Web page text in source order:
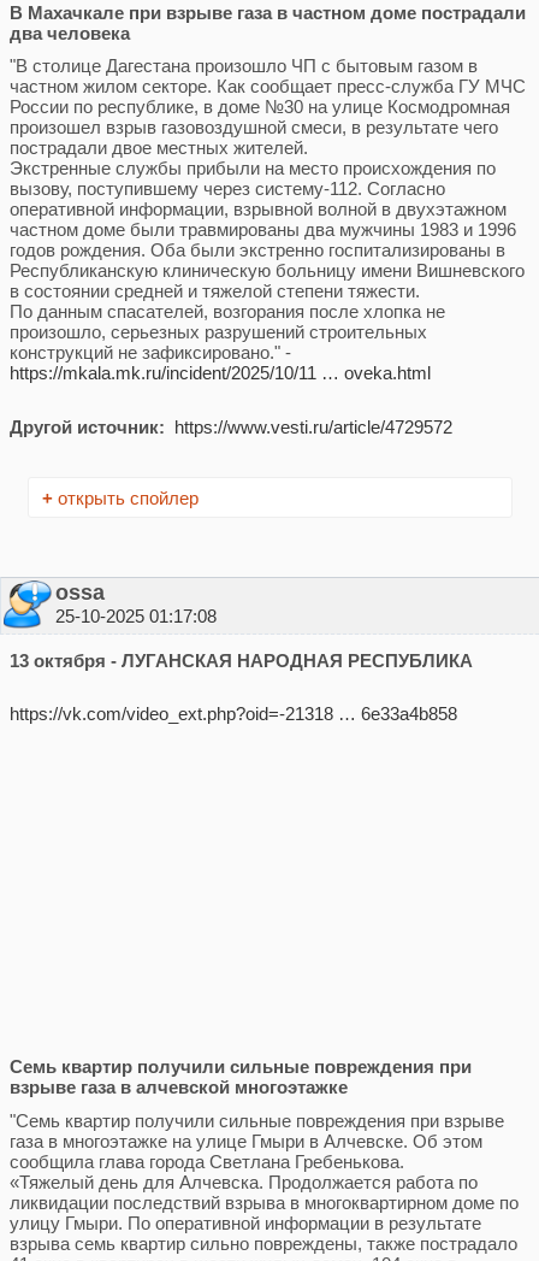
В Махачкале при взрыве газа в частном доме пострадали
два человека
"В столице Дагестана произошло ЧП с бытовым газом в
частном жилом секторе. Как сообщает пресс-служба ГУ МЧС
России по республике, в доме №30 на улице Космодромная
произошел взрыв газовоздушной смеси, в результате чего
пострадали двое местных жителей.
Экстренные службы прибыли на место происхождения по
вызову, поступившему через систему-112. Согласно
оперативной информации, взрывной волной в двухэтажном
частном доме были травмированы два мужчины 1983 и 1996
годов рождения. Оба были экстренно госпитализированы в
Республиканскую клиническую больницу имени Вишневского
в состоянии средней и тяжелой степени тяжести.
По данным спасателей, возгорания после хлопка не
произошло, серьезных разрушений строительных
конструкций не зафиксировано." -
https://mkala.mk.ru/incident/2025/10/11 … oveka.html
Другой источник: https://www.vesti.ru/article/4729572
+открыть спойлер
ossa
25-10-2025 01:17:08
13 октября - ЛУГАНСКАЯ НАРОДНАЯ РЕСПУБЛИКА
https://vk.com/video_ext.php?oid=-21318 … 6e33a4b858
Семь квартир получили сильные повреждения при
взрыве газа в алчевской многоэтажке
"Семь квартир получили сильные повреждения при взрыве
газа в многоэтажке на улице Гмыри в Алчевске. Об этом
сообщила глава города Светлана Гребенькова.
«Тяжелый день для Алчевска. Продолжается работа по
ликвидации последствий взрыва в многоквартирном доме по
улицу Гмыри. По оперативной информации в результате
взрыва семь квартир сильно повреждены, также пострадало